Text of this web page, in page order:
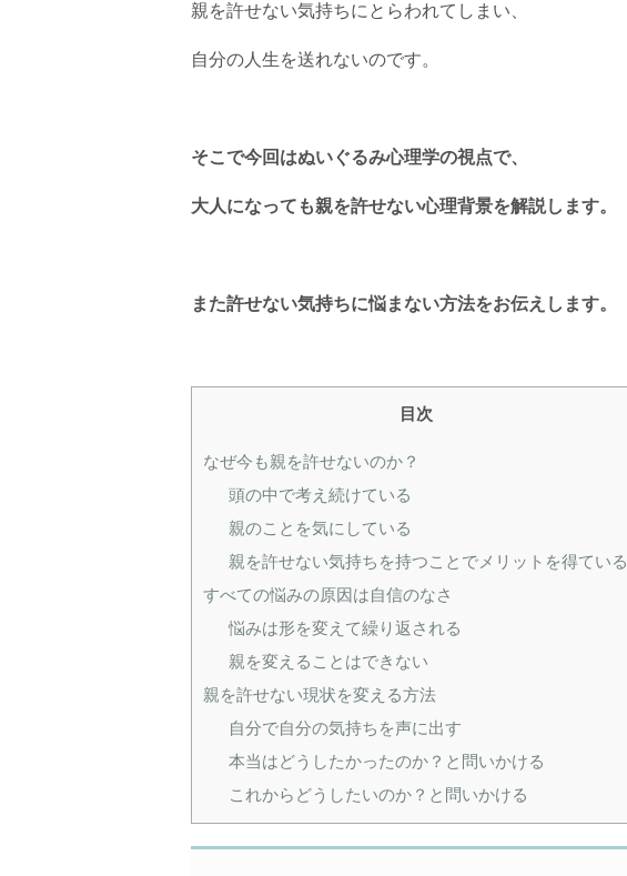
親を許せない気持ちにとらわれてしまい、
自分の人生を送れないのです。
そこで今回はぬいぐるみ心理学の視点で、
大人になっても親を許せない心理背景を解説します。
また許せない気持ちに悩まない方法をお伝えします。
目次
なぜ今も親を許せないのか？
頭の中で考え続けている
親のことを気にしている
親を許せない気持ちを持つことでメリットを得ている
すべての悩みの原因は自信のなさ
悩みは形を変えて繰り返される
親を変えることはできない
親を許せない現状を変える方法
自分で自分の気持ちを声に出す
本当はどうしたかったのか？と問いかける
これからどうしたいのか？と問いかける